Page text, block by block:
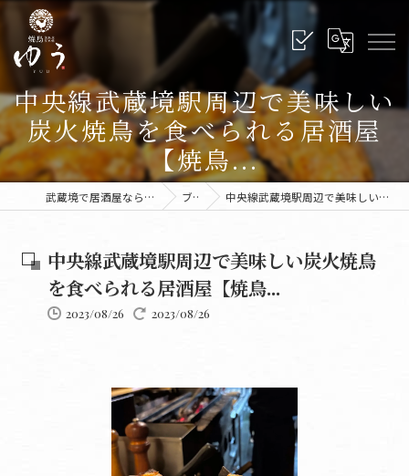
中央線武蔵境駅周辺で美味しい
炭火焼鳥を食べられる居酒屋
【焼鳥...
武蔵境で居酒屋なら炭火焼鳥ゆう 武蔵境本店 ブログ 中央線武蔵境駅周辺で美味しい炭火焼鳥を食べられる居酒屋【焼鳥...
中央線武蔵境駅周辺で美味しい炭火焼鳥
を食べられる居酒屋【焼鳥...
2023/08/26 2023/08/26